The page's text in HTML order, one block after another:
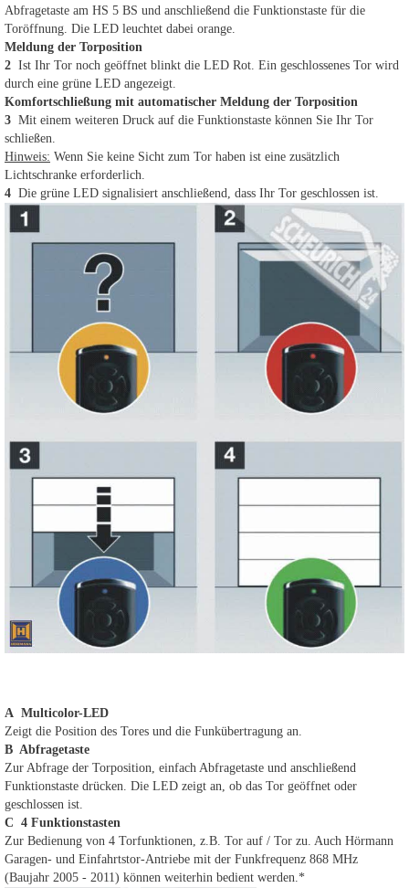
Abfragetaste am HS 5 BS und anschließend die Funktionstaste für die
Toröffnung. Die LED leuchtet dabei orange.
Meldung der Torposition
2 Ist Ihr Tor noch geöffnet blinkt die LED Rot. Ein geschlossenes Tor wird
durch eine grüne LED angezeigt.
Komfortschließung mit automatischer Meldung der Torposition
3 Mit einem weiteren Druck auf die Funktionstaste können Sie Ihr Tor
schließen.
Hinweis: Wenn Sie keine Sicht zum Tor haben ist eine zusätzlich
Lichtschranke erforderlich.
4 Die grüne LED signalisiert anschließend, dass Ihr Tor geschlossen ist.
A Multicolor-LED
Zeigt die Position des Tores und die Funkübertragung an.
B Abfragetaste
Zur Abfrage der Torposition, einfach Abfragetaste und anschließend
Funktionstaste drücken. Die LED zeigt an, ob das Tor geöffnet oder
geschlossen ist.
C 4 Funktionstasten
Zur Bedienung von 4 Torfunktionen, z.B. Tor auf / Tor zu. Auch Hörmann
Garagen- und Einfahrtstor-Antriebe mit der Funkfrequenz 868 MHz
(Baujahr 2005 - 2011) können weiterhin bedient werden.*